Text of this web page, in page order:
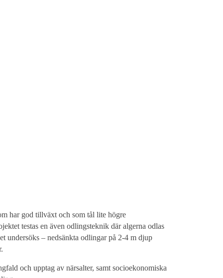
har god tillväxt och som tål lite högre
testas en även odlingsteknik där algerna odlas
undersöks – nedsänkta odlingar på 2-4 m djup
och upptag av närsalter, samt socioekonomiska